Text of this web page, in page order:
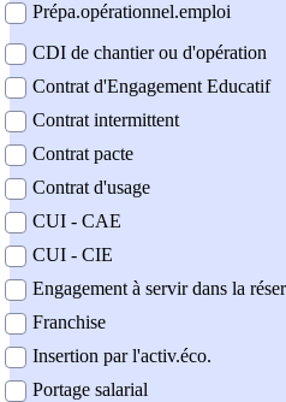
Prépa.opérationnel.emploi
CDI de chantier ou d'opération
Contrat d'Engagement Educatif
Contrat intermittent
Contrat pacte
Contrat d'usage
CUI - CAE
CUI - CIE
Engagement à servir dans la
Franchise
Insertion par l'activ.éco.
Portage salarial